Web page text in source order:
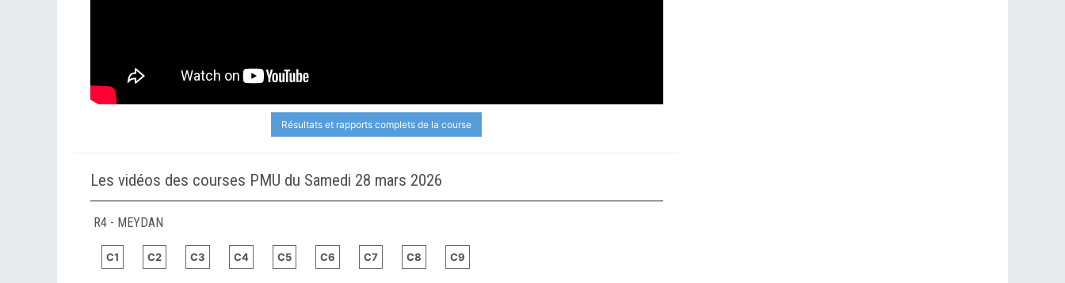
Résultats et rapports complets de la course
Les vidéos des courses PMU du Samedi 28 mars 2026
R4 - MEYDAN
C1 C2 C3 C4 C5 C6 C7 C8 C9